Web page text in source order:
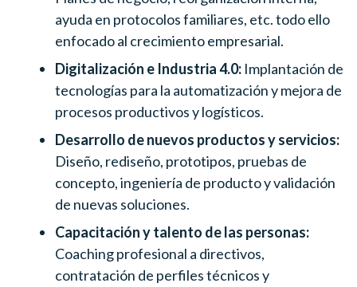
ayuda en protocolos familiares, etc. todo ello
enfocado al crecimiento empresarial.
Digitalización e Industria 4.0: Implantación de
tecnologías para la automatización y mejora de
procesos productivos y logísticos.
Desarrollo de nuevos productos y servicios:
Diseño, rediseño, prototipos, pruebas de
concepto, ingeniería de producto y validación
de nuevas soluciones.
Capacitación y talento de las personas:
Coaching profesional a directivos,
contratación de perfiles técnicos y